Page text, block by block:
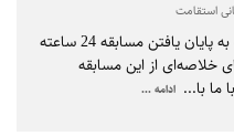
استقامت
موتور اسپرت ایران - با توجه به پایان یافتن مسابقه‌ 24 ساعته
تماشای خلاصه‌ای از این مسابقه
با... ادامه ...